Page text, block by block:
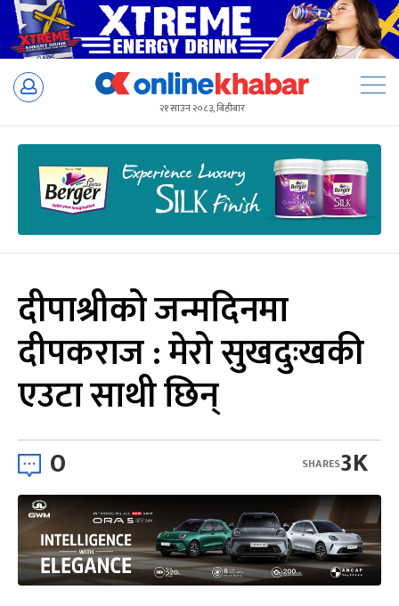
Skip
२१ साउन २०८३, बिहीबार
दीपाश्रीको जन्मदिनमा
दीपकराज : मेरो सुखदुःखकी
एउटा साथी छिन्
0 3K
SHARES